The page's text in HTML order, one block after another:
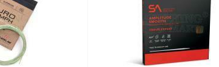
ZOBACZ PRODUKT